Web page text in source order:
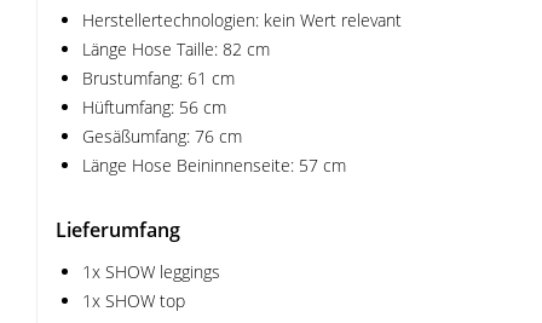
Herstellertechnologien: kein Wert relevant
Länge Hose Taille: 82 cm
Brustumfang: 61 cm
Hüftumfang: 56 cm
Gesäßumfang: 76 cm
Länge Hose Beininnenseite: 57 cm
Lieferumfang
1x SHOW leggings
1x SHOW top